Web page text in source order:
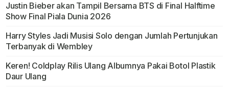
Justin Bieber akan Tampil Bersama BTS di Final Halftime
Show Final Piala Dunia 2026
Harry Styles Jadi Musisi Solo dengan Jumlah Pertunjukan
Terbanyak di Wembley
Keren! Coldplay Rilis Ulang Albumnya Pakai Botol Plastik
Daur Ulang